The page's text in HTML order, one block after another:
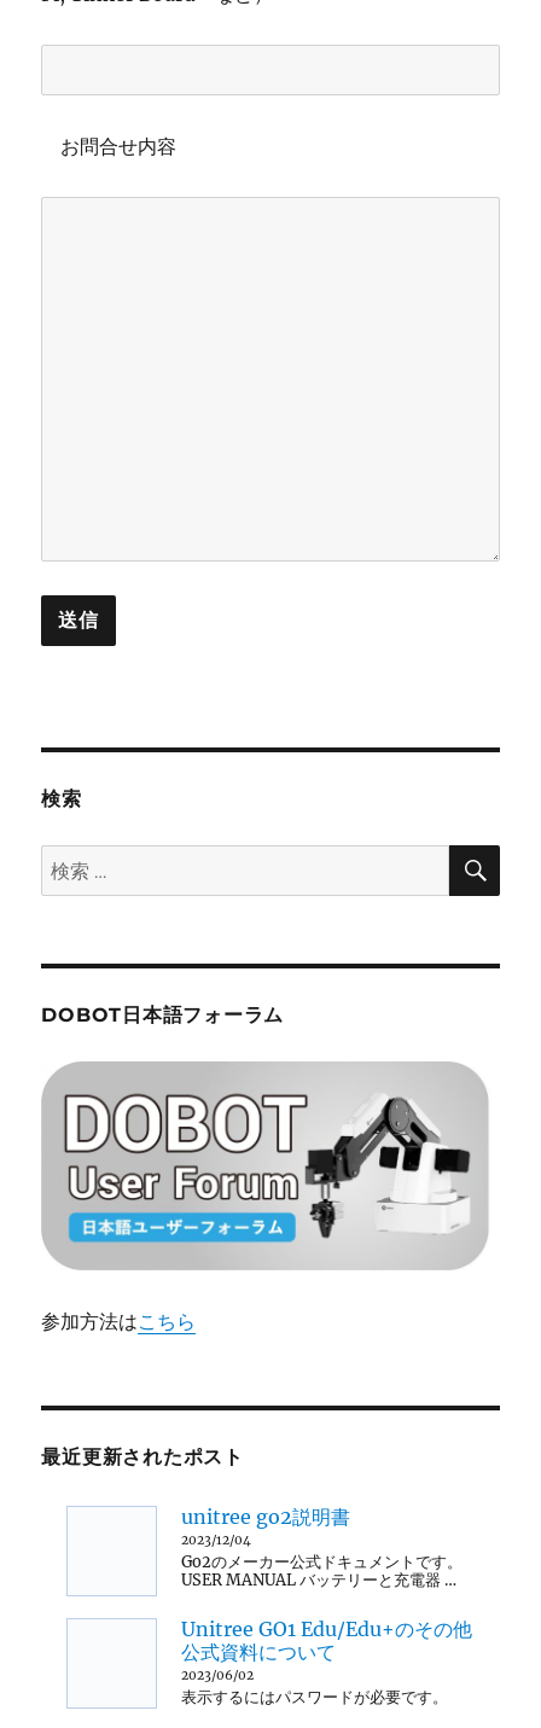
お問合せ内容
検索
検
索:
検
DOBOT日本語フォーラム
参加方法はこちら
最近更新されたポスト
unitree go2説明書
2023/12/04
Go2のメーカー公式ドキュメントです。
USER MANUAL バッテリーと充電器 …
Unitree GO1 Edu/Edu+のその他
公式資料について
2023/06/02
表示するにはパスワードが必要です。